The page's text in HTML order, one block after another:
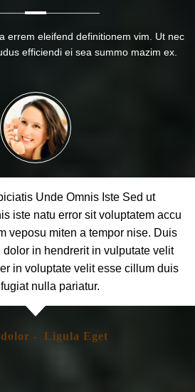
errem eleifend definitionem vim. Ut nec
efficiendi ei sea summo mazim ex.
Unde Omnis Iste Sed ut
iste natu error sit voluptatem accu
veposu miten a tempor nise. Duis
in hendrerit in vulputate velit
in voluptate velit esse cillum duis
nulla pariatur.
- Ligula Eget